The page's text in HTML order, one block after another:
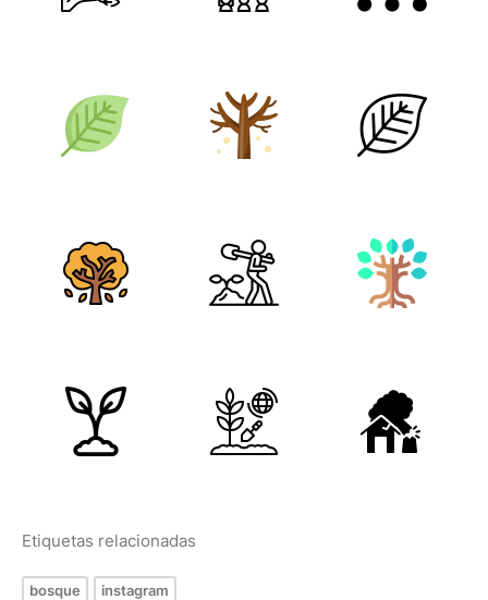
Etiquetas relacionadas
bosque instagram